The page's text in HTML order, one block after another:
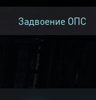
Задвоение ОПС